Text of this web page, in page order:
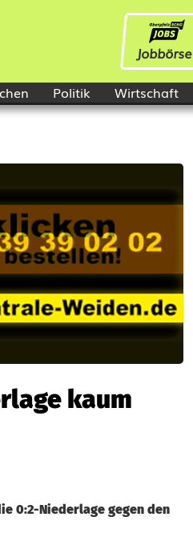
Jobbörse
Politik Wirtschaft
kaum
0:2-Niederlage gegen den